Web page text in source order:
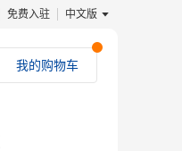
免费入驻 中文版
我的购物车